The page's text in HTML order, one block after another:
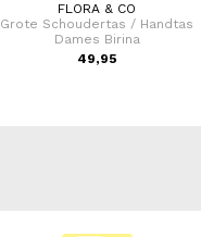
FLORA & CO
Grote Schoudertas / Handtas
Dames Birina
49,95